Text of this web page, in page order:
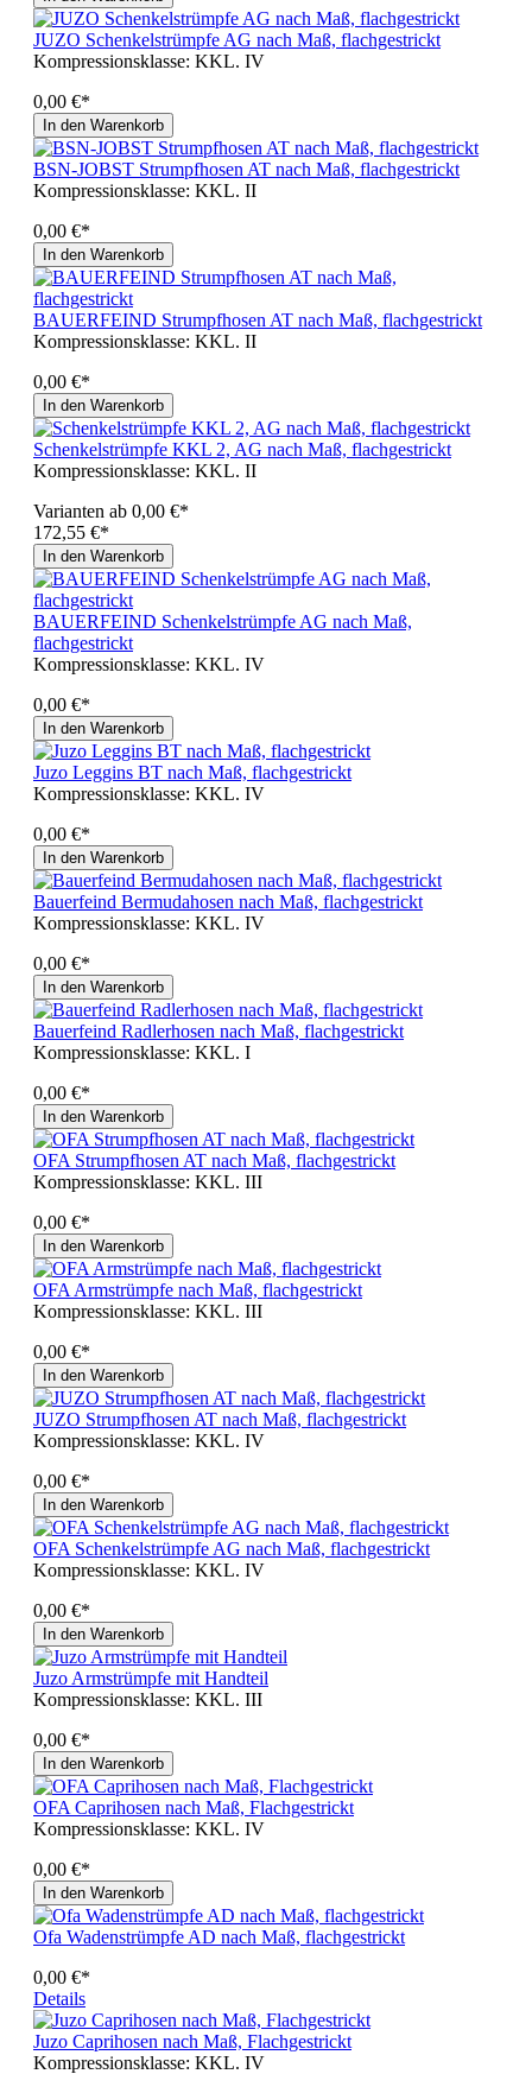
JUZO Schenkelstrümpfe AG nach Maß, flachgestrickt
Kompressionsklasse: KKL. IV
0,00 €*
In den Warenkorb
BSN-JOBST Strumpfhosen AT nach Maß, flachgestrickt
Kompressionsklasse: KKL. II
0,00 €*
In den Warenkorb
BAUERFEIND Strumpfhosen AT nach Maß, flachgestrickt
Kompressionsklasse: KKL. II
0,00 €*
In den Warenkorb
Schenkelstrümpfe KKL 2, AG nach Maß, flachgestrickt
Kompressionsklasse: KKL. II
Varianten ab 0,00 €*
172,55 €*
In den Warenkorb
BAUERFEIND Schenkelstrümpfe AG nach Maß,
flachgestrickt
Kompressionsklasse: KKL. IV
0,00 €*
In den Warenkorb
Juzo Leggins BT nach Maß, flachgestrickt
Kompressionsklasse: KKL. IV
0,00 €*
In den Warenkorb
Bauerfeind Bermudahosen nach Maß, flachgestrickt
Kompressionsklasse: KKL. IV
0,00 €*
In den Warenkorb
Bauerfeind Radlerhosen nach Maß, flachgestrickt
Kompressionsklasse: KKL. I
0,00 €*
In den Warenkorb
OFA Strumpfhosen AT nach Maß, flachgestrickt
Kompressionsklasse: KKL. III
0,00 €*
In den Warenkorb
OFA Armstrümpfe nach Maß, flachgestrickt
Kompressionsklasse: KKL. III
0,00 €*
In den Warenkorb
JUZO Strumpfhosen AT nach Maß, flachgestrickt
Kompressionsklasse: KKL. IV
0,00 €*
In den Warenkorb
OFA Schenkelstrümpfe AG nach Maß, flachgestrickt
Kompressionsklasse: KKL. IV
0,00 €*
In den Warenkorb
Juzo Armstrümpfe mit Handteil
Kompressionsklasse: KKL. III
0,00 €*
In den Warenkorb
OFA Caprihosen nach Maß, Flachgestrickt
Kompressionsklasse: KKL. IV
0,00 €*
In den Warenkorb
Ofa Wadenstrümpfe AD nach Maß, flachgestrickt
0,00 €*
Details
Juzo Caprihosen nach Maß, Flachgestrickt
Kompressionsklasse: KKL. IV